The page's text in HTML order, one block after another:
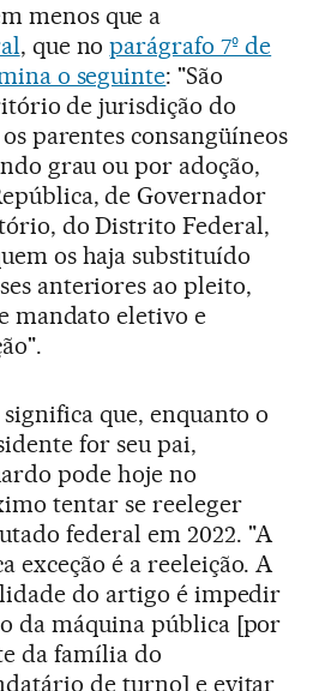
menos que a
, que noparágrafo 7º de
o seguinte: "São
de jurisdição do
parentes consangüíneos
grau ou por adoção,
de Governador
do Distrito Federal,
os haja substituído
anteriores ao pleito,
mandato eletivo e
significa que, enquanto o
for seu pai,
pode hoje no
tentar se reeleger
federal em 2022. "A
exceção é a reeleição. A
do artigo é impedir
da máquina pública [por
da família do
de turno] e evitar